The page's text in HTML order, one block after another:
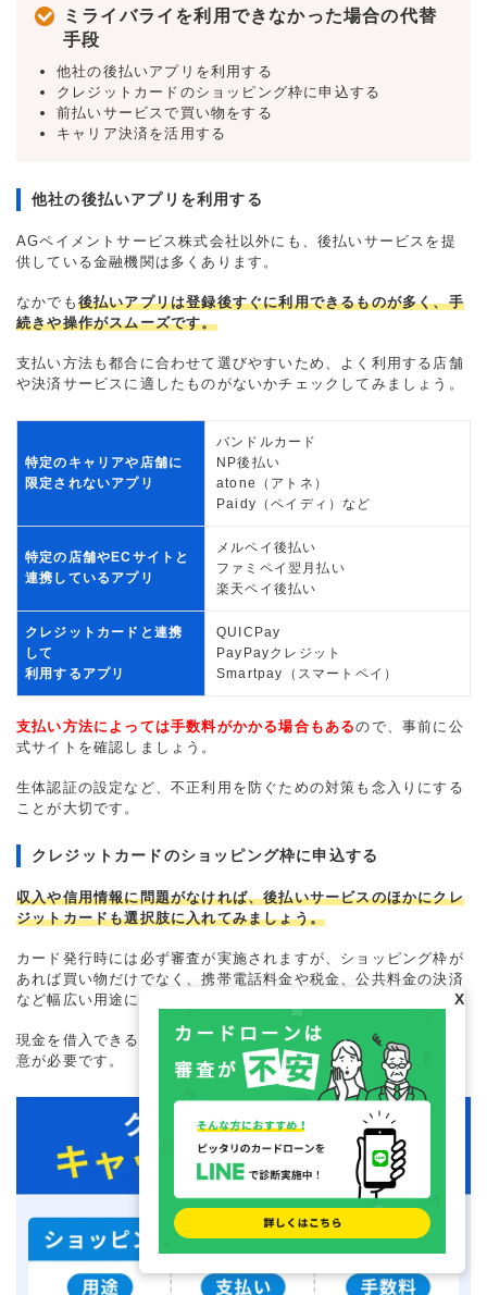
ミライバライを利用できなかった場合の代替
手段
他社の後払いアプリを利用する
クレジットカードのショッピング枠に申込する
前払いサービスで買い物をする
キャリア決済を活用する
他社の後払いアプリを利用する
AGペイメントサービス株式会社以外にも、後払いサービスを提
供している金融機関は多くあります。
なかでも 後払いアプリは登録後すぐに利用できるものが多く、手
続きや操作がスムーズです。
支払い方法も都合に合わせて選びやすいため、よく利用する店舗
や決済サービスに適したものがないかチェックしてみましょう。
特定のキャリアや店舗に
限定されないアプリ
バンドルカード
NP後払い
atone（アトネ）
Paidy（ペイディ）など
特定の店舗やECサイトと
連携しているアプリ
メルペイ後払い
ファミペイ翌月払い
楽天ペイ後払い
クレジットカードと連携
して
利用するアプリ
QUICPay
PayPayクレジット
Smartpay（スマートペイ）
支払い方法によっては手数料がかかる場合もあるので、事前に公
式サイトを確認しましょう。
生体認証の設定など、不正利用を防ぐための対策も念入りにする
ことが大切です。
クレジットカードのショッピング枠に申込する
収入や信用情報に問題がなければ、後払いサービスのほかにクレ
ジットカードも選択肢に入れてみましょう。
カード発行時には必ず審査が実施されますが、ショッピング枠が
あれば買い物だけでなく、携帯電話料金や税金、公共料金の決済
など幅広い用途に利用できます。
現金を借入できるキャッシング枠も希望する場合、使いすぎに注
意が必要です。
X